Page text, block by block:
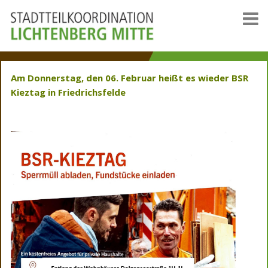
Am Donnerstag, den 06. Februar heißt es wieder BSR
Kieztag in Friedrichsfelde